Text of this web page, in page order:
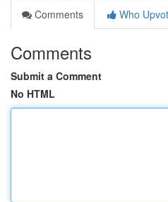
Comments
Who
Comments
Submit a Comment
No HTML